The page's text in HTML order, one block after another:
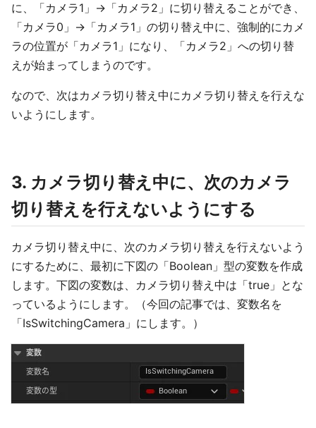
に、「カメラ1」→「カメラ2」に切り替えることができ、
「カメラ0」→「カメラ1」の切り替え中に、強制的にカメ
ラの位置が「カメラ1」になり、「カメラ2」への切り替
えが始まってしまうのです。
なので、次はカメラ切り替え中にカメラ切り替えを行えな
いようにします。
3. カメラ切り替え中に、次のカメラ
切り替えを行えないようにする
カメラ切り替え中に、次のカメラ切り替えを行えないよう
にするために、最初に下図の「Boolean」型の変数を作成
します。下図の変数は、カメラ切り替え中は「true」とな
っているようにします。（今回の記事では、変数名を
「IsSwitchingCamera」にします。）